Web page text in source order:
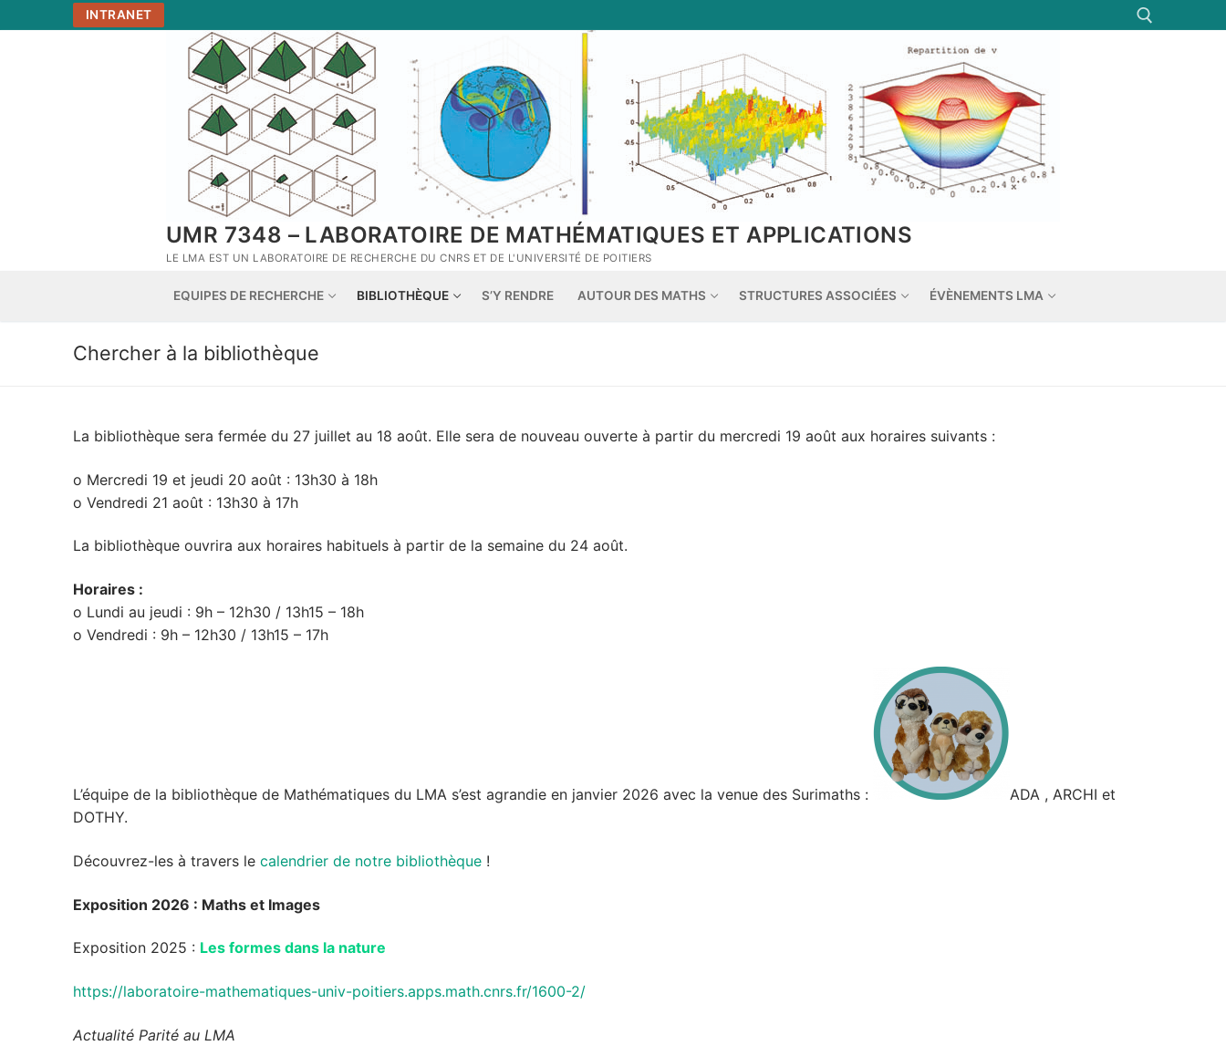
au
INTRANET
Rechercher :
UMR 7348 – LABORATOIRE DE MATHÉMATIQUES ET APPLICATIONS
LE LMA EST UN LABORATOIRE DE RECHERCHE DU CNRS ET DE L'UNIVERSITÉ DE POITIERS
EQUIPES DE RECHERCHE BIBLIOTHÈQUE S’Y RENDRE AUTOUR DES MATHS STRUCTURES ASSOCIÉES ÉVÈNEMENTS LMA
Chercher à la bibliothèque
La bibliothèque sera fermée du 27 juillet au 18 août. Elle sera de nouveau ouverte à partir du mercredi 19 août aux horaires suivants :
o Mercredi 19 et jeudi 20 août : 13h30 à 18h
o Vendredi 21 août : 13h30 à 17h
La bibliothèque ouvrira aux horaires habituels à partir de la semaine du 24 août.
Horaires :
o Lundi au jeudi : 9h – 12h30 / 13h15 – 18h
o Vendredi : 9h – 12h30 / 13h15 – 17h
L’équipe de la bibliothèque de Mathématiques du LMA s’est agrandie en janvier 2026 avec la venue des Surimaths :
ADA , ARCHI et
DOTHY.
Découvrez-les à travers le calendrier de notre bibliothèque !
Exposition 2026 : Maths et Images
Exposition 2025 : Les formes dans la nature
https://laboratoire-mathematiques-univ-poitiers.apps.math.cnrs.fr/1600-2/
Actualité Parité au LMA